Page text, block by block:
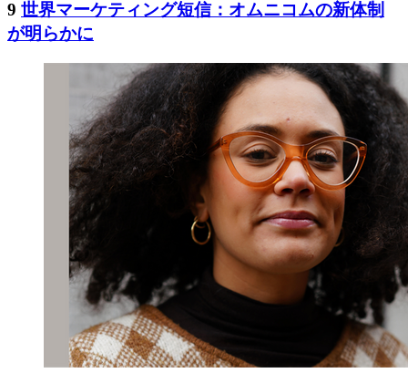
9 世界マーケティング短信：オムニコムの新体制
が明らかに